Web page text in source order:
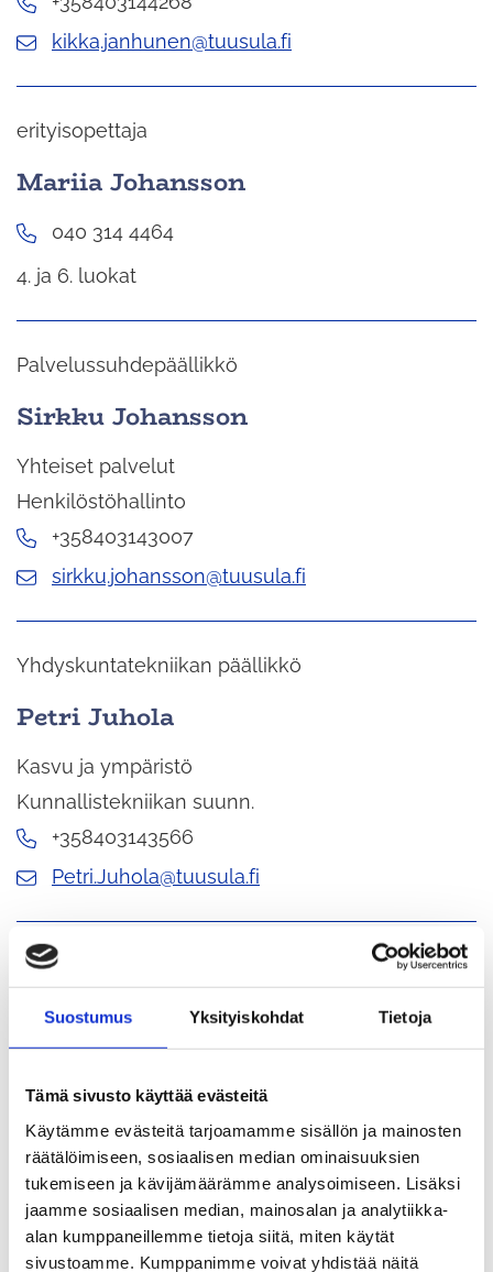
Suostumus Yksityiskohdat Tietoja
Tämä sivusto käyttää evästeitä
Käytämme evästeitä tarjoamamme sisällön ja mainosten
räätälöimiseen, sosiaalisen median ominaisuuksien
tukemiseen ja kävijämäärämme analysoimiseen. Lisäksi
jaamme sosiaalisen median, mainosalan ja analytiikka-
alan kumppaneillemme tietoja siitä, miten käytät
sivustoamme. Kumppanimme voivat yhdistää näitä
kikka.janhunen@tuusula.fi
Mariia Johansson
erityisopettaja
040 314 4464
4. ja 6. luokat
Sirkku Johansson
Palvelussuhdepäällikkö
Yhteiset palvelut
Henkilöstöhallinto
+358403143007
sirkku.johansson@tuusula.fi
Petri Juhola
Yhdyskuntatekniikan päällikkö
Kasvu ja ympäristö
Kunnallistekniikan suunn.
+358403143566
Petri.Juhola@tuusula.fi
Anita Junnila
Varhaiskasvatuksen ohjaaja
Varhaiserityiskasvatus
+358403144867
anita.junnila@tuusula.fi
Maankäyttöpäällikkö